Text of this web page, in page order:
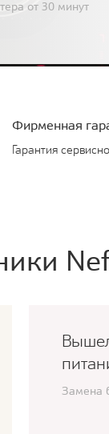
от 30 минут
Фирменная
Гарантия
Замена